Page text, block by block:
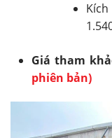
Giá tham
phiên bản)